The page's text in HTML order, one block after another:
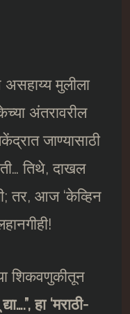
असहाय्य मुलीला
अंतरावरील
जाण्यासाठी
तिथे, दाखल
तर, आज ‘केव्हिन
शिकवणुकीतून
,हा ‘मराठी-